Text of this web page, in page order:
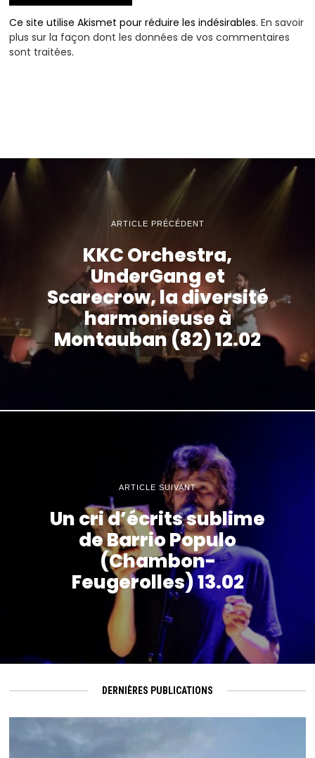
Ce site utilise Akismet pour réduire les indésirables.En savoir
plus sur la façon dont les données de vos commentaires
sont traitées.
ARTICLE PRÉCÉDENT
KKC Orchestra,
UnderGang et
Scarecrow, la diversité
harmonieuse à
Montauban (82) 12.02
ARTICLE SUIVANT
Un cri d’écrits sublime
de Barrio Populo
(Chambon-
Feugerolles) 13.02
DERNIÈRES PUBLICATIONS